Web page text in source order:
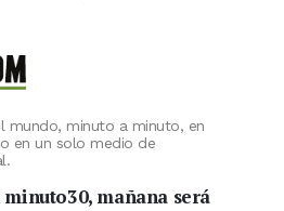
mundo, minuto a minuto, en
en un solo medio de
mañana será